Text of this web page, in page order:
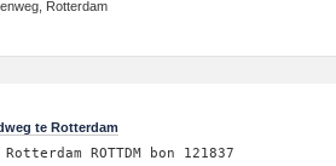
Rotterdam
te Rotterdam
ROTTDM bon 121837